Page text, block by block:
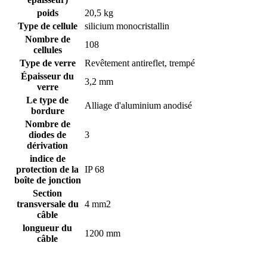
poids
20,5 kg
Type de cellule
silicium monocristallin
Nombre de
cellules
108
Type de verre
Revêtement antireflet, trempé
Épaisseur du
verre
3,2 mm
Le type de
bordure
Alliage d'aluminium anodisé
Nombre de
diodes de
dérivation
3
indice de
protection de la
boîte de jonction
IP 68
Section
transversale du
câble
4 mm2
longueur du
câble
1200 mm